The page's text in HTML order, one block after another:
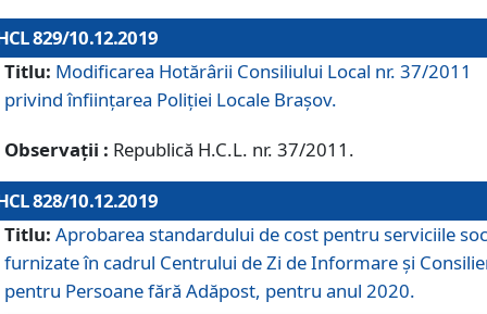
829/10.12.2019
Titlu: Modificarea Hotărârii Consiliului Local nr. 37/2011
privind înființarea Poliției Locale Brașov.
Observații : Republică H.C.L. nr. 37/2011.
828/10.12.2019
Titlu: Aprobarea standardului de cost pentru serviciile
furnizate în cadrul Centrului de Zi de Informare și
pentru Persoane fără Adăpost, pentru anul 2020.